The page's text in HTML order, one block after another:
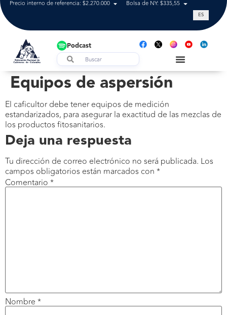
Precio interno de referencia: $2.270.000 Bolsa de NY: $335,55 Tasa de
ES
Podcast
Equipos de aspersión
El caficultor debe tener equipos de medición
estandarizados, para asegurar la exactitud de las mezclas de
los productos fitosanitarios.
Deja una respuesta
Tu dirección de correo electrónico no será publicada. Los
campos obligatorios están marcados con *
Comentario *
Nombre *